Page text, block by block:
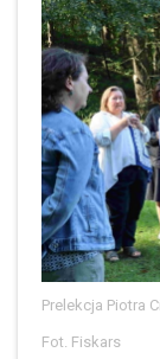
Prelekcja Piotra
Fot. Fiskars